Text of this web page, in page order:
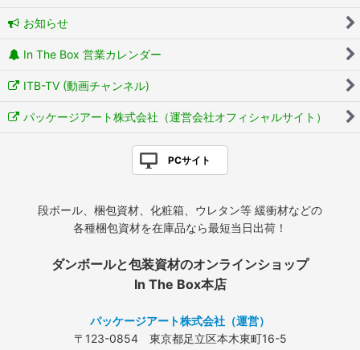
お知らせ
In The Box 営業カレンダー
ITB-TV (動画チャンネル)
パッケージアート株式会社（運営会社オフィシャルサイト）
PCサイト
段ボール、梱包資材、化粧箱、ウレタン等 緩衝材などの
各種梱包資材を在庫品なら最短当日出荷！
ダンボールと包装資材のオンラインショップ
In The Box本店
パッケージアート株式会社（運営）
〒123-0854 東京都足立区本木東町16-5